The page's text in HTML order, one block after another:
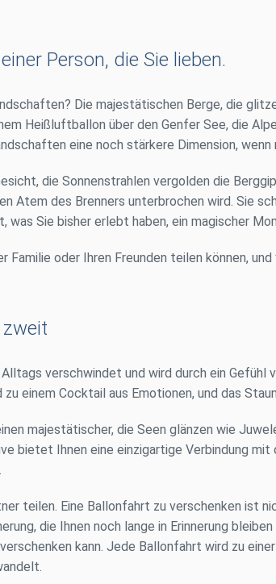
Person, die Sie lieben.
Die majestätischen Berge, die
Heißluftballon über den Genfer See, die
eine noch stärkere Dimension,
die Sonnenstrahlen vergolden die
Atem des Brenners unterbrochen wird. Sie
Sie bisher erlebt haben, ein magischer
oder Ihren Freunden teilen können,
verschwindet und wird durch ein Gefühl
einem Cocktail aus Emotionen, und das
majestätischer, die Seen glänzen wie
bietet Ihnen eine einzigartige Verbindung
teilen. Eine Ballonfahrt zu verschenken ist
die Ihnen noch lange in Erinnerung
kann. Jede Ballonfahrt wird zu